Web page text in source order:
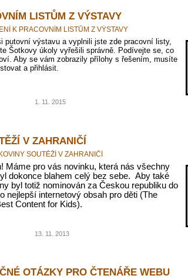
LISTŮM Z VÝSTAVY
K PRACOVNÍM LISTŮM Z VÝSTAVY
putovní výstavu a vyplnili jste zde pracovní listy,
Šotkovy úkoly vyřešili správně. Podívejte se, co
Aby se vám zobrazily přílohy s řešením, musíte
a přihlásit.
1. 11. 2015
V ZAHRANIČÍ
SOUTĚŽÍ V ZAHRANIČÍ
Máme pro vás novinku, která nás všechny
dokonce blahem celý bez sebe. Aby také
byl totiž nominován za Českou republiku do
nejlepší internetový obsah pro děti (The
Content for Kids).
13. 11. 2013
OTÁZKY PRO ČTENÁŘE WEBU